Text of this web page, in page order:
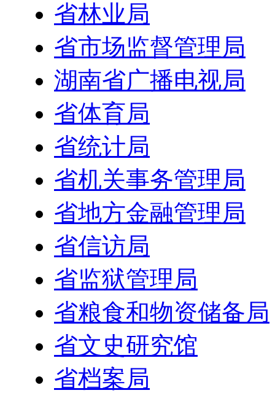
省林业局
省市场监督管理局
湖南省广播电视局
省体育局
省统计局
省机关事务管理局
省地方金融管理局
省信访局
省监狱管理局
省粮食和物资储备局
省文史研究馆
省档案局